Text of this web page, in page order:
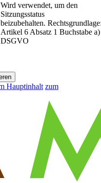
Wird verwendet, um den
Sitzungsstatus
beizubehalten.
Artikel 6 Absatz 1 Buchstabe a)
DSGVO
Hauptinhalt zum